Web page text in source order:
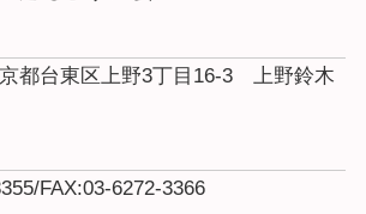
都台東区上野3丁目16-3 上野鈴木
FAX:03-6272-3366